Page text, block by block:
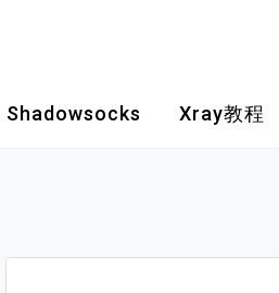
Shadowsocks Xray教程